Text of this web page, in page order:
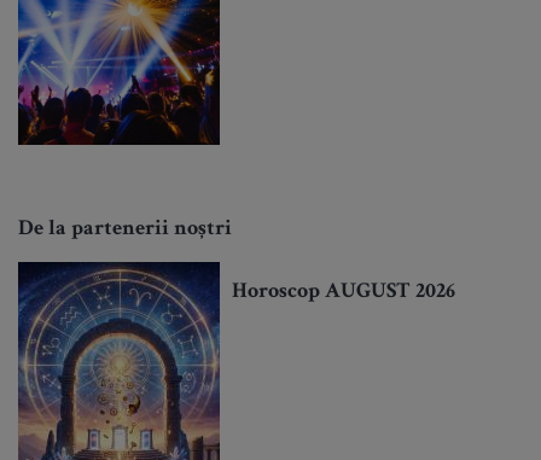
De la partenerii noștri
Horoscop AUGUST 2026